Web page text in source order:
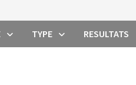
TYPE RESULTATS